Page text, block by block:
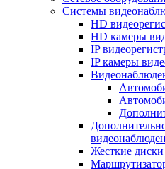
Системы
HD
HD камеры
IP
IP камеры
Жесткие